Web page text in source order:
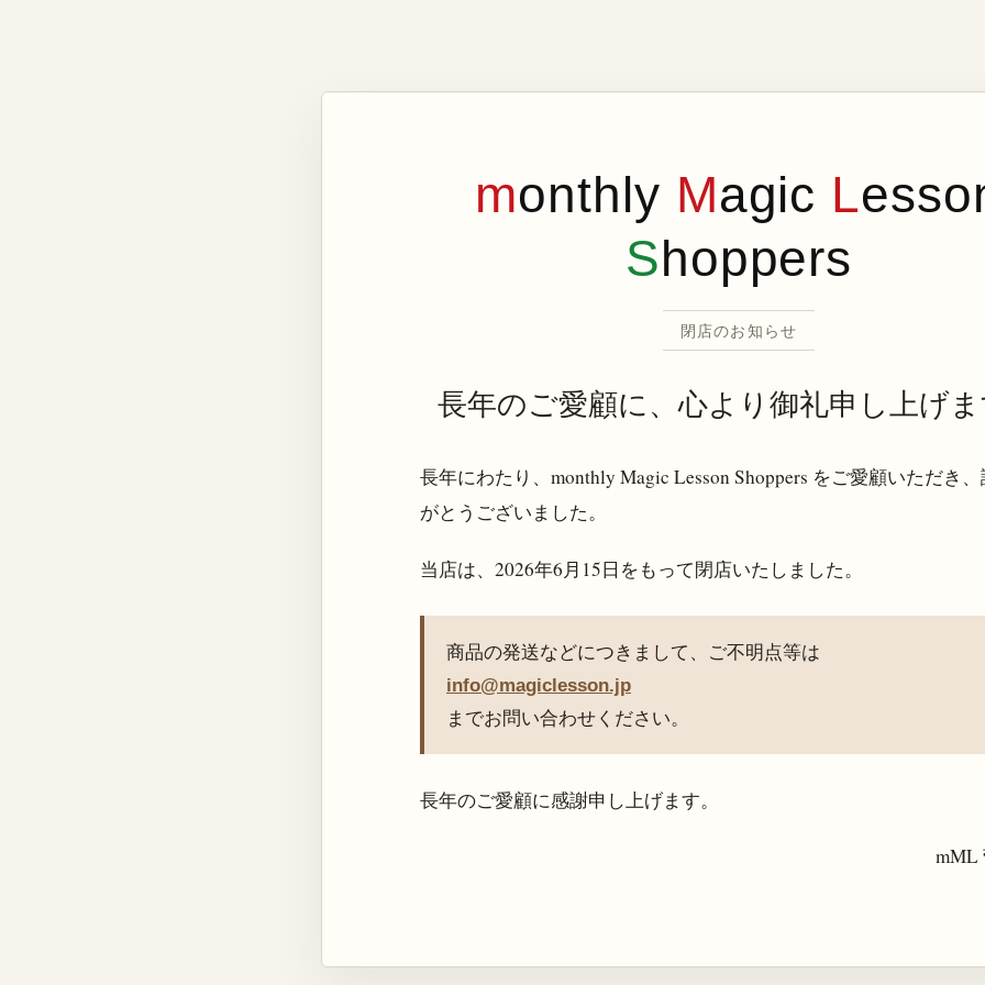
monthly Magic L
Shoppers
閉店のお知らせ
長年のご愛顧に、心より御礼申し上げ
長年にわたり、monthly Magic Lesson Shoppers をご愛顧いただき
がとうございました。
当店は、 2026年6月15日 をもって閉店いたしました。
商品の発送などにつきまして、ご不明点等は
info@magiclesson.jp
までお問い合わせください。
長年のご愛顧に感謝申し上げます。
mML